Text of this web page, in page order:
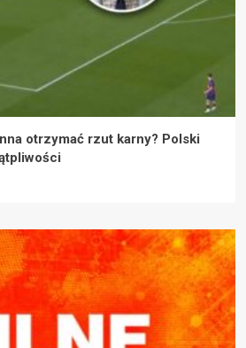
otrzymać rzut karny? Polski